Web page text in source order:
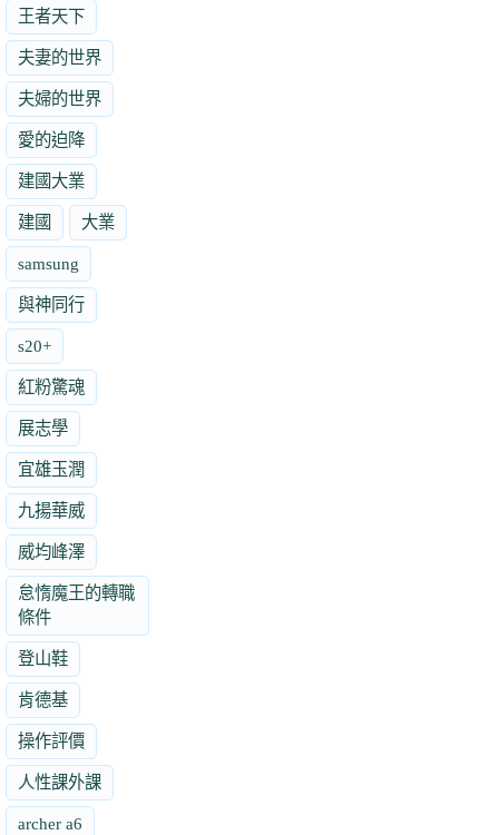
王者天下
夫妻的世界
夫婦的世界
愛的迫降
建國大業
建國 大業
samsung
與神同行
s20+
紅粉驚魂
展志學
宜雄玉潤
九揚華威
威均峰澤
怠惰魔王的轉職
條件
登山鞋
肯德基
操作評價
人性課外課
archer a6